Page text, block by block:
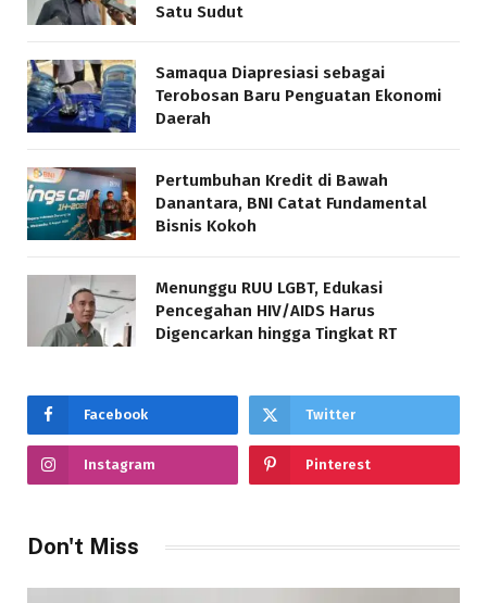
Satu Sudut
Samaqua Diapresiasi sebagai
Terobosan Baru Penguatan Ekonomi
Daerah
Pertumbuhan Kredit di Bawah
Danantara, BNI Catat Fundamental
Bisnis Kokoh
Menunggu RUU LGBT, Edukasi
Pencegahan HIV/AIDS Harus
Digencarkan hingga Tingkat RT
Facebook Twitter
Instagram Pinterest
Don't Miss